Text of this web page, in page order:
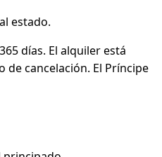
estado.
días. El alquiler está
cancelación. El Príncipe